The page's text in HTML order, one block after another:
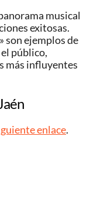
musical
exitosas.
son ejemplos de
público,
más influyentes
enlace.